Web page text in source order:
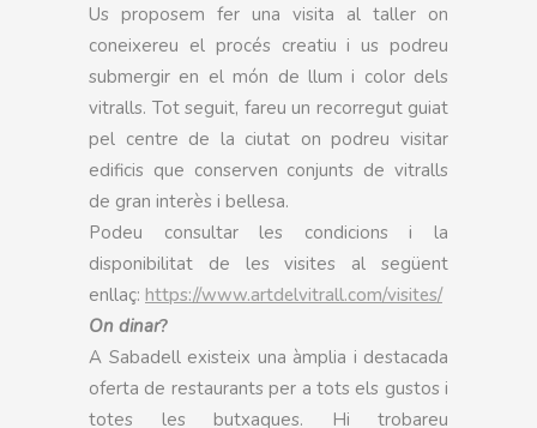
Us proposem fer una visita al taller on
coneixereu el procés creatiu i us podreu
submergir en el món de llum i color dels
vitralls. Tot seguit, fareu un recorregut guiat
pel centre de la ciutat on podreu visitar
edificis que conserven conjunts de vitralls
de gran interès i bellesa.
Podeu consultar les condicions i la
disponibilitat de les visites al següent
enllaç: https://www.artdelvitrall.com/visites/
On dinar?
A Sabadell existeix una àmplia i destacada
oferta de restaurants per a tots els gustos i
totes les butxaques. Hi trobareu